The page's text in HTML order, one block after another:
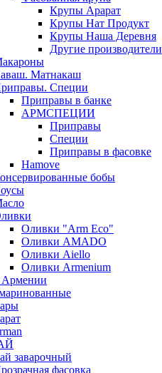
Крупы Арарат
Крупы Нат Продукт
Крупы Наша Деревня
Другие производители
Матнакаш
Специи
Приправы в банке
АРМСПЕЦИИ
Приправы
Специи
Приправы в фасовке
Hamove
бобы
Оливки "Arm Eco"
Оливки AMADO
Оливки Aiello
Оливки Armenium
заварочный
фасовка